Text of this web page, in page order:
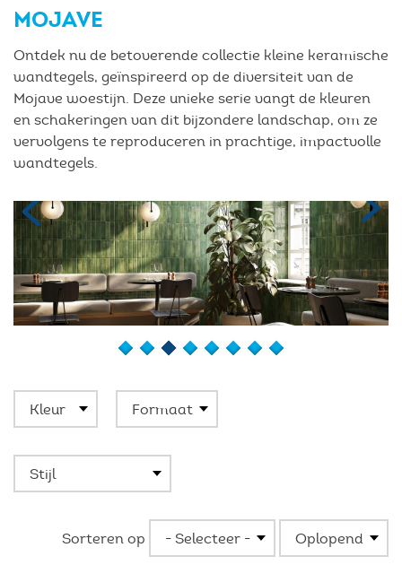
MOJAVE
Ontdek nu de betoverende collectie kleine keramische
wandtegels, geïnspireerd op de diversiteit van de
Mojave woestijn. Deze unieke serie vangt de kleuren
en schakeringen van dit bijzondere landschap, om ze
vervolgens te reproduceren in prachtige, impactvolle
wandtegels.
Sorteren op